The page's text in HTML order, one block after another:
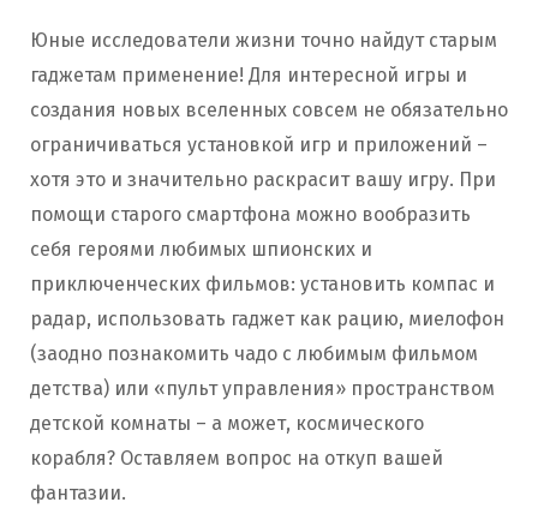
Юные исследователи жизни точно найдут старым
гаджетам применение! Для интересной игры и
создания новых вселенных совсем не обязательно
ограничиваться установкой игр и приложений –
хотя это и значительно раскрасит вашу игру. При
помощи старого смартфона можно вообразить
себя героями любимых шпионских и
приключенческих фильмов: установить компас и
радар, использовать гаджет как рацию, миелофон
(заодно познакомить чадо с любимым фильмом
детства) или «пульт управления» пространством
детской комнаты – а может, космического
корабля? Оставляем вопрос на откуп вашей
фантазии.